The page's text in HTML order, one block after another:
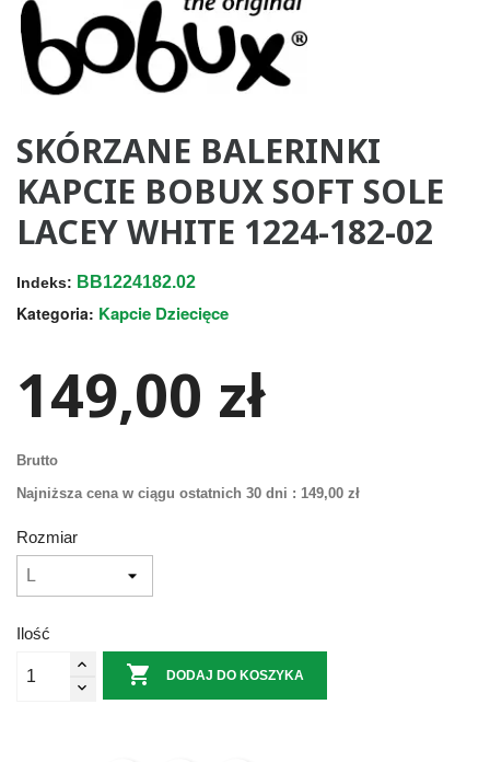
SKÓRZANE BALERINKI
KAPCIE BOBUX SOFT SOLE
LACEY WHITE 1224-182-02
Indeks: BB1224182.02
Kategoria: Kapcie Dziecięce
149,00 zł
Brutto
Najniższa cena w ciągu ostatnich 30 dni : 149,00 zł
Rozmiar
Ilość
 DODAJ DO KOSZYKA